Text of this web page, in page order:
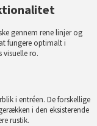
gennem rene linjer og
fungere optimalt i
visuelle ro.
i entréen. De forskellige
i den eksisterende
rustik.